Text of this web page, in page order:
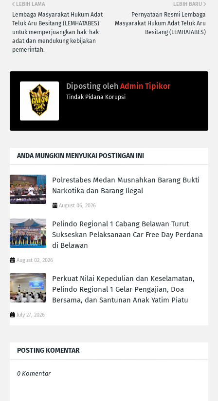
LEBIH BARU
Pernyataan Resmi Lembaga
Masyarakat Hukum Adat Teluk Aru
Besitang (LEMHATABES)
LEBIH LAMA
Lembaga Masyarakat Hukum Adat
Teluk Aru Besitang (LEMHATABES)
untuk memperjuangkan hak-hak
adat dan mendukung kebijakan
pemerintah.
Diposting oleh Admin Tipikor
Tindak Pidana Korupsi
ANDA MUNGKIN MENYUKAI POSTINGAN INI
Polrestabes Medan Musnahkan Barang Bukti
Narkotika dan Barang Ilegal
August 06, 2026
Pelindo Regional 1 Cabang Belawan Turut
Sukseskan Pelaksanaan Car Free Day Perdana
di Belawan
August 02, 2026
Perkuat Nilai Kepedulian dan Keselamatan,
Pelindo Regional 1 Gelar Pengajian, Doa
Bersama, dan Santunan Anak Yatim Piatu
July 27, 2026
POSTING KOMENTAR
0 Komentar